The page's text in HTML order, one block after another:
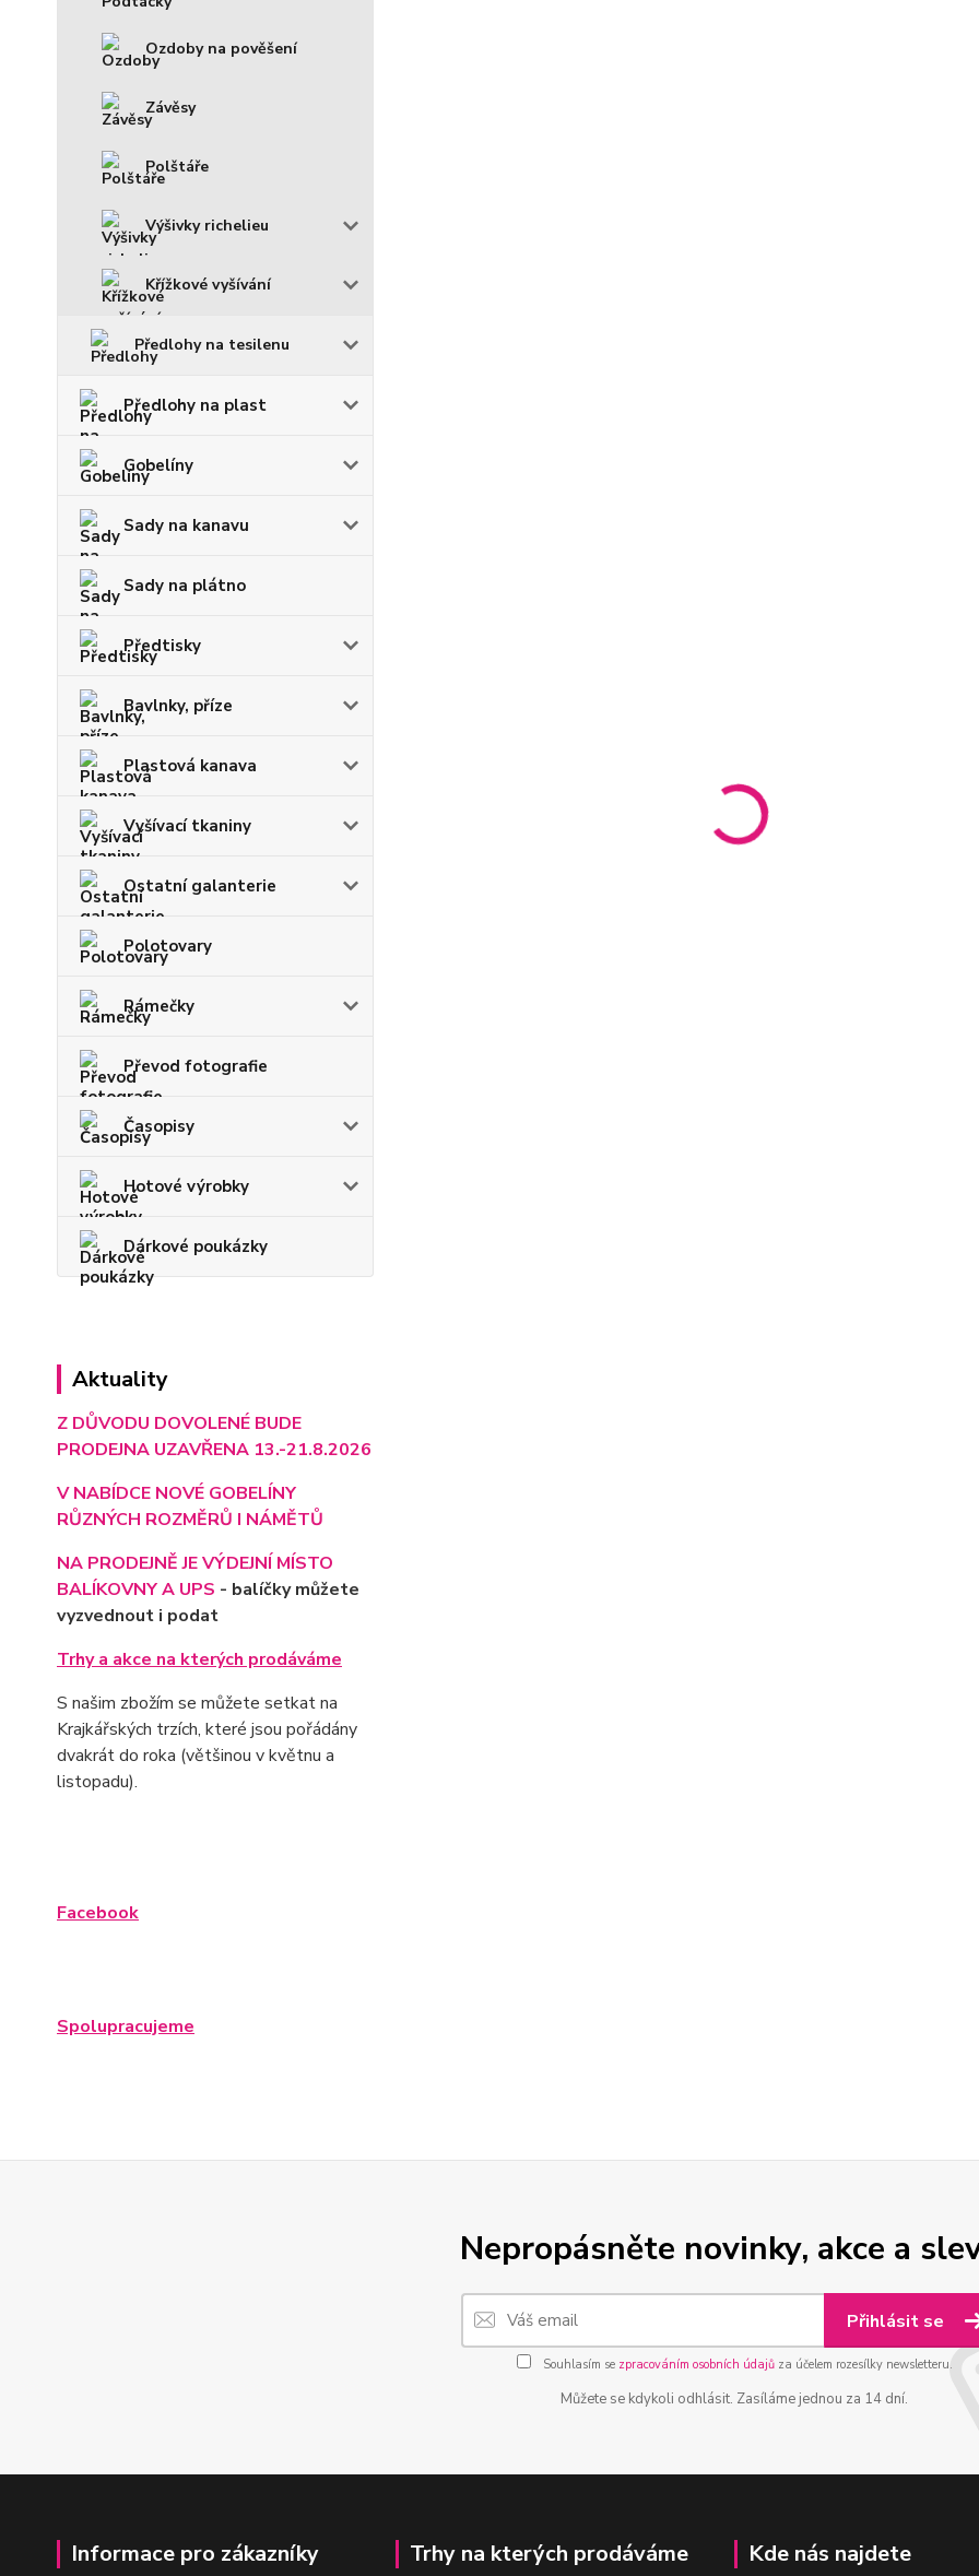
Ozdoby na pověšení
Závěsy
Polštáře
Výšivky richelieu
Křížkové vyšívání
Předlohy na tesilenu
Předlohy na plast
Gobelíny
Sady na kanavu
Sady na plátno
Předtisky
Bavlnky, příze
Plastová kanava
Vyšívací tkaniny
Ostatní galanterie
Polotovary
Rámečky
Převod fotografie
Časopisy
Hotové výrobky
Dárkové poukázky
Aktuality
Z DŮVODU DOVOLENÉ BUDE
PRODEJNA UZAVŘENA 13.-21.8.2026
V NABÍDCE NOVÉ GOBELÍNY
RŮZNÝCH ROZMĚRŮ I NÁMĚTŮ
NA PRODEJNĚ JE VÝDEJNÍ MÍSTO
BALÍKOVNY A UPS - balíčky můžete
vyzvednout i podat
Trhy a akce na kterých prodáváme
S našim zbožím se můžete setkat na
Krajkářských trzích, které jsou pořádány
dvakrát do roka (většinou v květnu a
listopadu).
Facebook
Spolupracujeme
Nepropásněte novinky, akce a
Přihlásit se
Souhlasím se zpracováním osobních údajůza účelem rozesílky newsletteru.
Můžete se kdykoli odhlásit. Zasíláme jednou za 14 dní.
Informace pro zákazníky Trhy na kterých prodáváme Kde nás najdete